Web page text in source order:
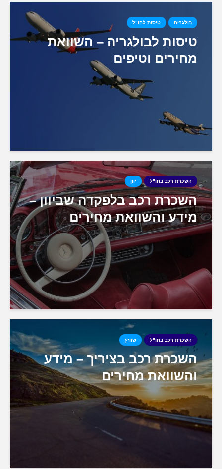
בולגריה טיסות לחו"ל
טיסות לבולגריה – השוואת
מחירים וטיפים
השכרת רכב בחו"ל יוון
השכרת רכב בלפקדה שביוון –
מידע והשוואת מחירים
השכרת רכב בחו"ל שוויץ
השכרת רכב בציריך – מידע
והשוואת מחירים